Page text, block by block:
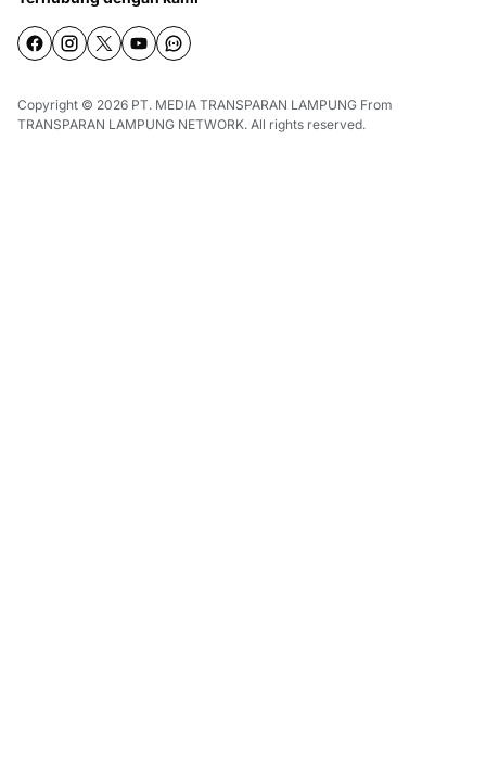
Copyright © 2026 PT. MEDIA TRANSPARAN LAMPUNG From
TRANSPARAN LAMPUNG NETWORK. All rights reserved.